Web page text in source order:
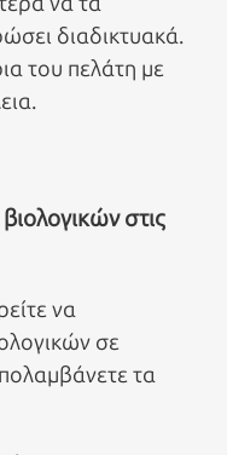
διαδικτυακά.
του πελάτη με
στις
να
σε
τα